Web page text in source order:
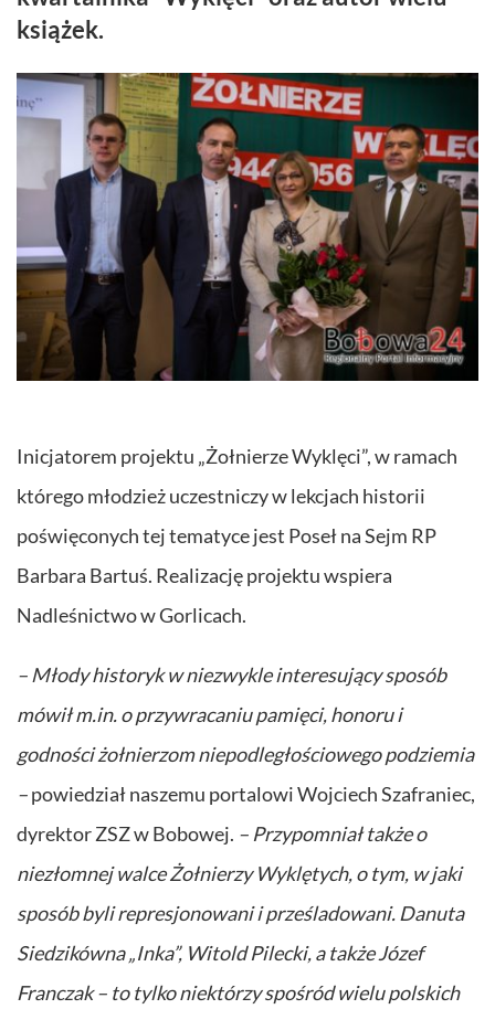
książek.
Inicjatorem projektu „Żołnierze Wyklęci”, w ramach
którego młodzież uczestniczy w lekcjach historii
poświęconych tej tematyce jest Poseł na Sejm RP
Barbara Bartuś. Realizację projektu wspiera
Nadleśnictwo w Gorlicach.
– Młody historyk w niezwykle interesujący sposób
mówił m.in. o przywracaniu pamięci, honoru i
godności żołnierzom niepodległościowego podziemia
–powiedział naszemu portalowi Wojciech Szafraniec,
dyrektor ZSZ w Bobowej. – Przypomniał także o
niezłomnej walce Żołnierzy Wyklętych, o tym, w jaki
sposób byli represjonowani i prześladowani. Danuta
Siedzikówna „Inka”, Witold Pilecki, a także Józef
Franczak – to tylko niektórzy spośród wielu polskich